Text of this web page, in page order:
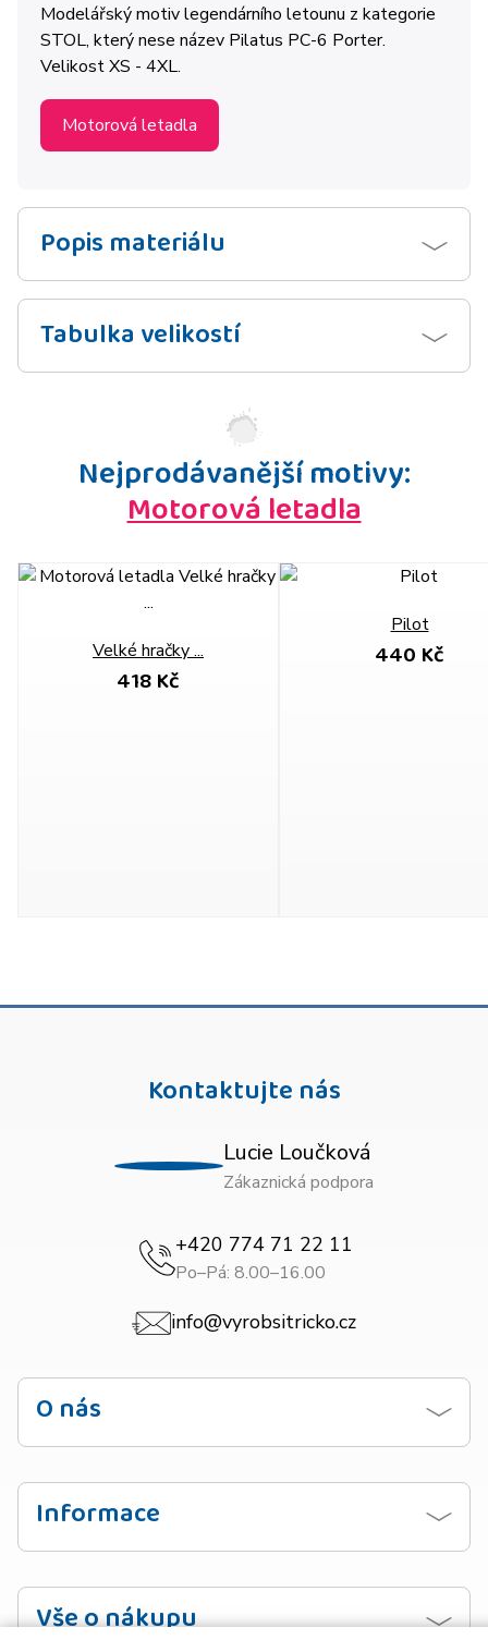
Modelářský motiv legendárního letounu z kategorie
STOL, který nese název Pilatus PC-6 Porter.
Velikost XS - 4XL.
Motorová letadla
Popis materiálu
Tabulka velikostí
Nejprodávanější motivy:
Motorová letadla
Velké hračky ...
418 Kč
Pilot
440 Kč
Kontaktujte nás
Lucie Loučková
Zákaznická podpora
+420 774 71 22 11
Po–Pá: 8.00–16.00
info@vyrobsitricko.cz
O nás
Kontaktujte nás
Zásady ochrany osobních údajů
Informace
Návod na praní
Vše o nákupu